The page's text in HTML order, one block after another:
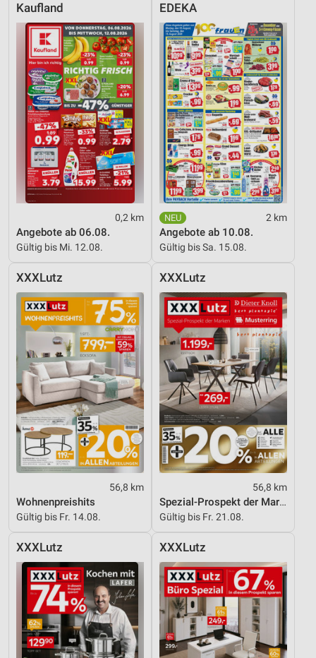
Kaufland
0,2 km
Angebote ab 06.08.
Gültig bis Mi. 12.08.
EDEKA
2 km
Angebote ab 10.08.
Gültig bis Sa. 15.08.
XXXLutz
56,8 km
Wohnenpreishits
Gültig bis Fr. 14.08.
XXXLutz
56,8 km
Spezial-Prospekt der Marken
Gültig bis Fr. 21.08.
XXXLutz XXXLutz
Funktional
Werbung